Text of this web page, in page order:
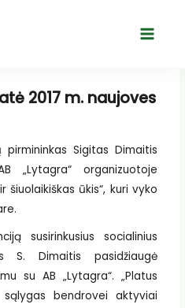
Main
2017 m. naujoves
Sigitas Dimaitis
organizuotoje
šiuolaikiškas ūkis“, kuri vyko
susirinkusius socialinius
S. Dimaitis pasidžiaugė
su AB „Lytagra“. „Platus
bendrovei aktyviai